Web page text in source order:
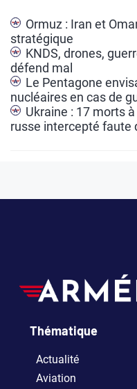
Ormuz : Iran et
stratégique
KNDS, drones,
défend mal
Le Pentagone
nucléaires en cas de
Ukraine : 17 morts
russe intercepté faute
Thématique
Actualité
Aviation